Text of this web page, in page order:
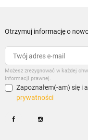
Otrzymuj informację o
Możesz zrezygnować w każdej
informacji prawnej.
Zapoznałem(-am) się i
prywatności